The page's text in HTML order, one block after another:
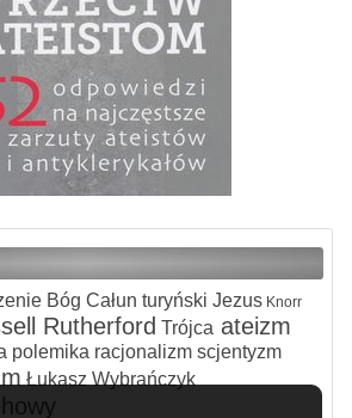
Bóg Całun turyński JezusKnorr
Rutherford Trójca ateizm
polemika racjonalizmscjentyzm
Łukasz Wybrańczyk